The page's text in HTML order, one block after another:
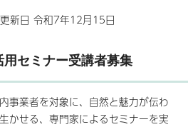
新日 令和7年12月15日
セミナー受講者募集
事業者を対象に、自然と魅力が伝わ
かせる、専門家によるセミナーを実